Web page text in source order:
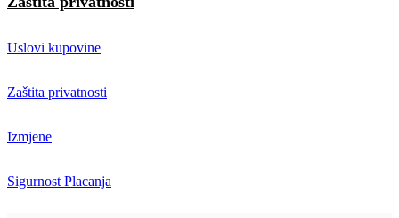
Uslovi kupovine
Zaštita privatnosti
Izmjene
Sigurnost Placanja